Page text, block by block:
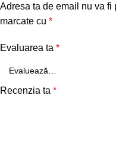
Adresa ta de email nu va fi
marcate cu *
Evaluarea ta *
Recenzia ta *